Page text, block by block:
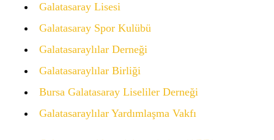
Galatasaray Lisesi
Galatasaray Spor Kulübü
Galatasaraylılar Derneği
Galatasaraylılar Birliği
Bursa Galatasaray Liseliler Derneği
Galatasaraylılar Yardımlaşma Vakfı